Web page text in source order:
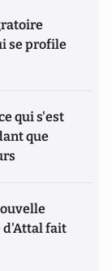
se profile
qui s'est
que
d'Attal fait